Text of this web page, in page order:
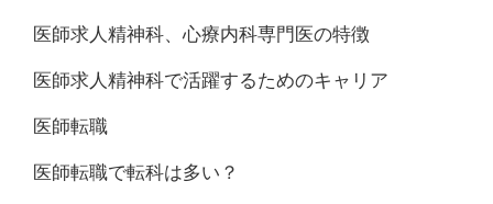
医師求人精神科、心療内科専門医の特徴
医師求人精神科で活躍するためのキャリア
医師転職
医師転職で転科は多い？